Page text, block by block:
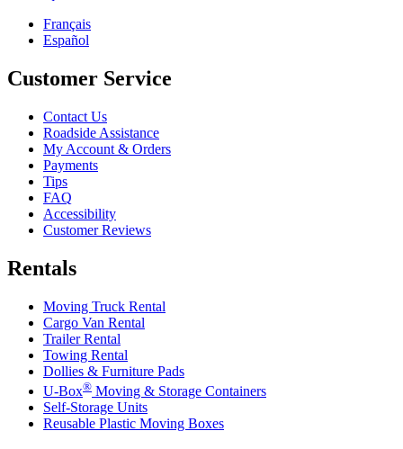
Français
Español
Customer Service
Contact Us
Roadside Assistance
My Account & Orders
Payments
Tips
FAQ
Accessibility
Customer Reviews
Rentals
Moving Truck Rental
Cargo Van Rental
Trailer Rental
Towing Rental
Dollies & Furniture Pads
U-Box® Moving & Storage Containers
Self-Storage Units
Reusable Plastic Moving Boxes